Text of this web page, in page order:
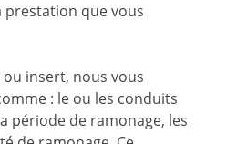
prestation que vous
insert, nous vous
: le ou les conduits
période de ramonage, les